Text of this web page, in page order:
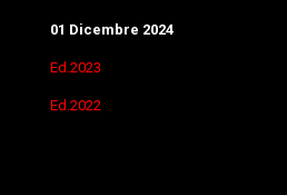
01 Dicembre 2024
Ed.2023
Ed.2022